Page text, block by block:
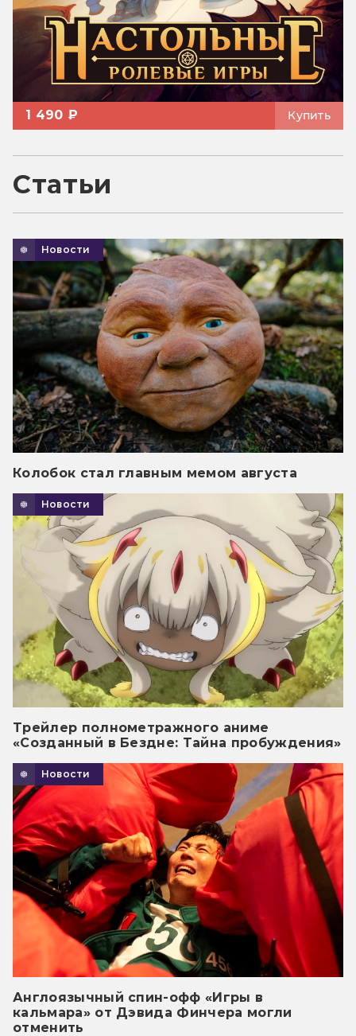
1 490 ₽ Купить
Статьи
Новости
Колобок стал главным мемом августа
Новости
Трейлер полнометражного аниме
«Созданный в Бездне: Тайна пробуждения»
Новости
Англоязычный спин-офф «Игры в
кальмара» от Дэвида Финчера могли
отменить